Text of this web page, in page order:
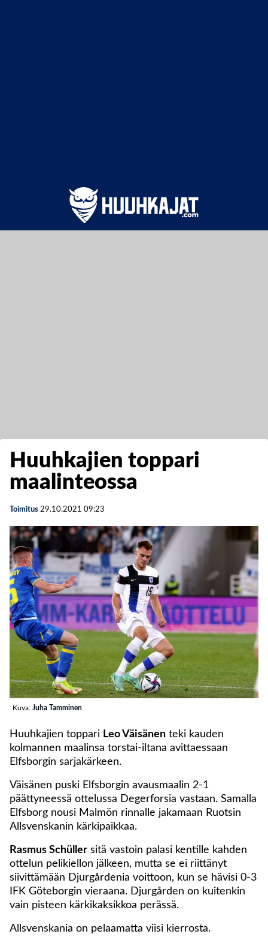
Huuhkajien toppari
maalinteossa
Toimitus 29.10.2021 09:23
Kuva: Juha Tamminen
Huuhkajien toppari Leo Väisänen teki kauden
kolmannen maalinsa torstai-iltana avittaessaan
Elfsborgin sarjakärkeen.
Väisänen puski Elfsborgin avausmaalin 2-1
päättyneessä ottelussa Degerforsia vastaan. Samalla
Elfsborg nousi Malmön rinnalle jakamaan Ruotsin
Allsvenskanin kärkipaikkaa.
Rasmus Schüller sitä vastoin palasi kentille kahden
ottelun pelikiellon jälkeen, mutta se ei riittänyt
siivittämään Djurgårdenia voittoon, kun se hävisi 0-3
IFK Göteborgin vieraana. Djurgården on kuitenkin
vain pisteen kärkikaksikkoa perässä.
Allsvenskania on pelaamatta viisi kierrosta.